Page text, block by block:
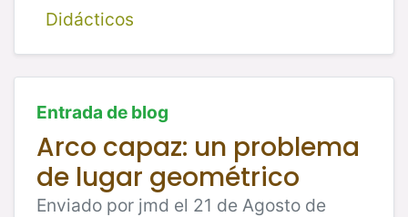
Didácticos
Entrada de blog
Arco capaz: un problema
de lugar geométrico
Enviado por jmd el 21 de Agosto de